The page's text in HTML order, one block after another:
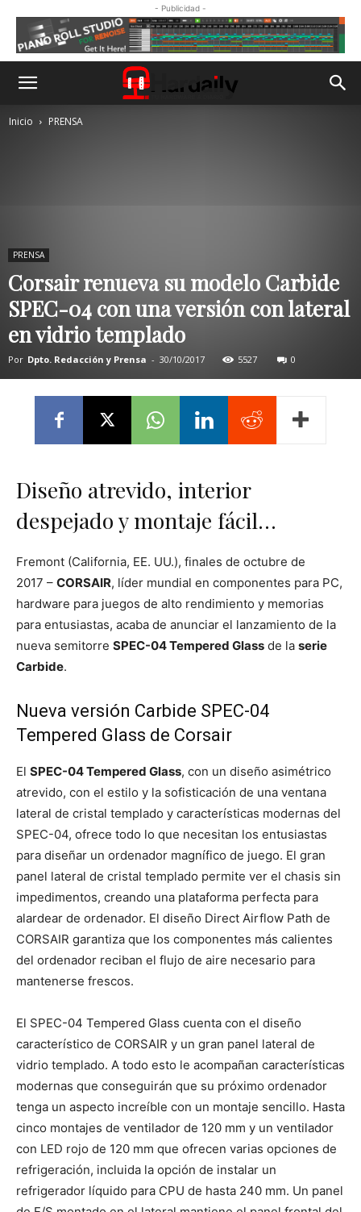
- Publicidad -
Inicio PRENSA
PRENSA
Corsair renueva su modelo Carbide
SPEC-04 con una versión con lateral
en vidrio templado
Por Dpto. Redacción y Prensa - 30/10/2017 5527 0
Diseño atrevido, interior
despejado y montaje fácil…
Fremont (California, EE. UU.), finales de octubre de
2017 – CORSAIR, líder mundial en componentes para PC,
hardware para juegos de alto rendimiento y memorias
para entusiastas, acaba de anunciar el lanzamiento de la
nueva semitorre SPEC-04 Tempered Glass de la serie
Carbide.
Nueva versión Carbide SPEC-04
Tempered Glass de Corsair
El SPEC-04 Tempered Glass, con un diseño asimétrico
atrevido, con el estilo y la sofisticación de una ventana
lateral de cristal templado y características modernas del
SPEC-04, ofrece todo lo que necesitan los entusiastas
para diseñar un ordenador magnífico de juego. El gran
panel lateral de cristal templado permite ver el chasis sin
impedimentos, creando una plataforma perfecta para
alardear de ordenador. El diseño Direct Airflow Path de
CORSAIR garantiza que los componentes más calientes
del ordenador reciban el flujo de aire necesario para
mantenerse frescos.
El SPEC-04 Tempered Glass cuenta con el diseño
característico de CORSAIR y un gran panel lateral de
vidrio templado. A todo esto le acompañan características
modernas que conseguirán que su próximo ordenador
tenga un aspecto increíble con un montaje sencillo. Hasta
cinco montajes de ventilador de 120 mm y un ventilador
con LED rojo de 120 mm que ofrecen varias opciones de
refrigeración, incluida la opción de instalar un
refrigerador líquido para CPU de hasta 240 mm. Un panel